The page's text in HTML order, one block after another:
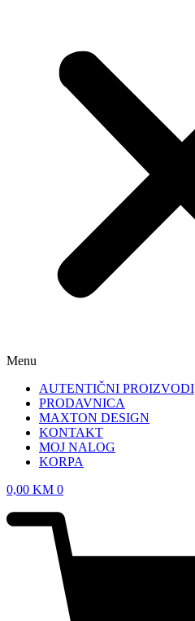
Menu
AUTENTIČNI PROIZVODI
PRODAVNICA
MAXTON DESIGN
KONTAKT
MOJ NALOG
KORPA
0,00 KM 0